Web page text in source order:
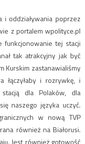
i oddziaływania poprzez
z portalem wpolityce.pl
funkcjonowanie tej stacji
tak atrakcyjny jak być
Kurskim zastanawialiśmy
łączyłaby i rozrywkę, i
dla Polaków, dla
naszego języka uczyć.
w nową TVP
również na Białorusi.
Jest również gotowość